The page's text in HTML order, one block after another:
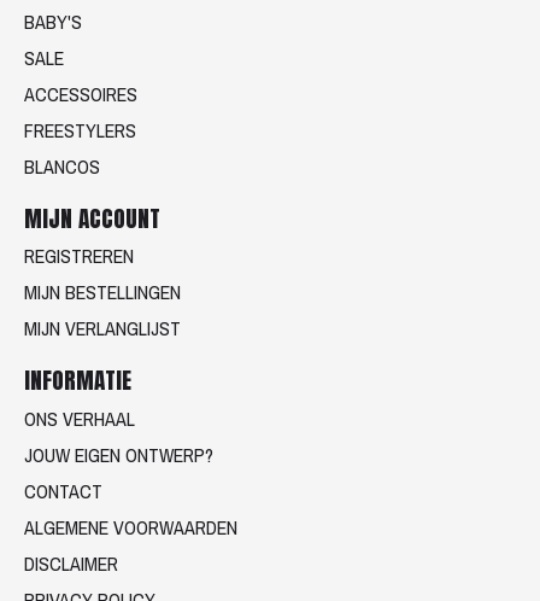
BABY'S
SALE
ACCESSOIRES
FREESTYLERS
BLANCOS
MIJN ACCOUNT
REGISTREREN
MIJN BESTELLINGEN
MIJN VERLANGLIJST
INFORMATIE
ONS VERHAAL
JOUW EIGEN ONTWERP?
CONTACT
ALGEMENE VOORWAARDEN
DISCLAIMER